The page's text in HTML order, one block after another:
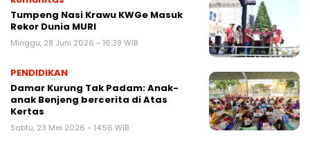
Tumpeng Nasi Krawu KWGe Masuk
Rekor Dunia MURI
Minggu, 28 Juni 2026 - 16:39 WIB
PENDIDIKAN
Damar Kurung Tak Padam: Anak-
anak Benjeng bercerita di Atas
Kertas
Sabtu, 23 Mei 2026 - 14:56 WIB